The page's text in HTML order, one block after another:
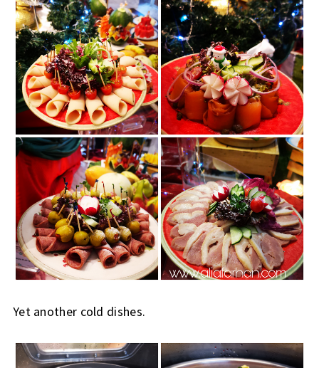
Yet another cold dishes.